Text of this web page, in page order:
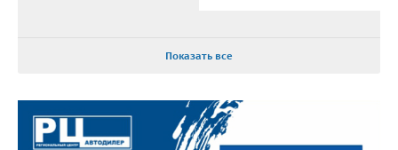
Показать все